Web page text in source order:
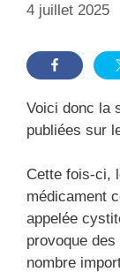
4 juillet 2025
Voici donc la
publiées sur
Cette fois-ci,
médicament
appelée
provoque
nombre